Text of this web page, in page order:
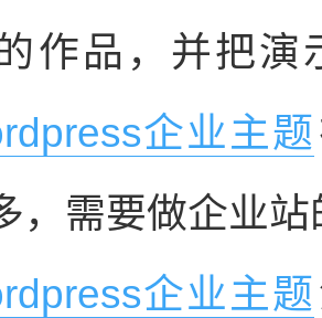
作品，并把演
企业主题
，需要做企业
企业主题